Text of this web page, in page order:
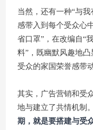
当然，还有一种“与
感带入到每个受众心
省口罩”，在改编自“
料”，既幽默风趣地
受众的家国荣誉感带
其实，广告营销和受
地与建立了共情机制。
期，就是要搭建与受